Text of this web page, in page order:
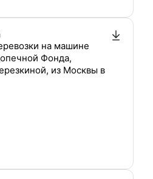
на машине
Фонда,
из Москвы в